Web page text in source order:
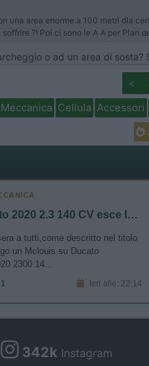
una area enorme.a 100 metri dla
?! Poi ci sono le A A per Plan
o ad un area di
<
Meccanica Cellula Accessori
Ducato 2020 2.3 140 CV esce la prima marcia
a tutti,come descritto nel titolo
un Mclouis su Ducato
2300 14...
Ieri alle: 22:14
342k Instagram